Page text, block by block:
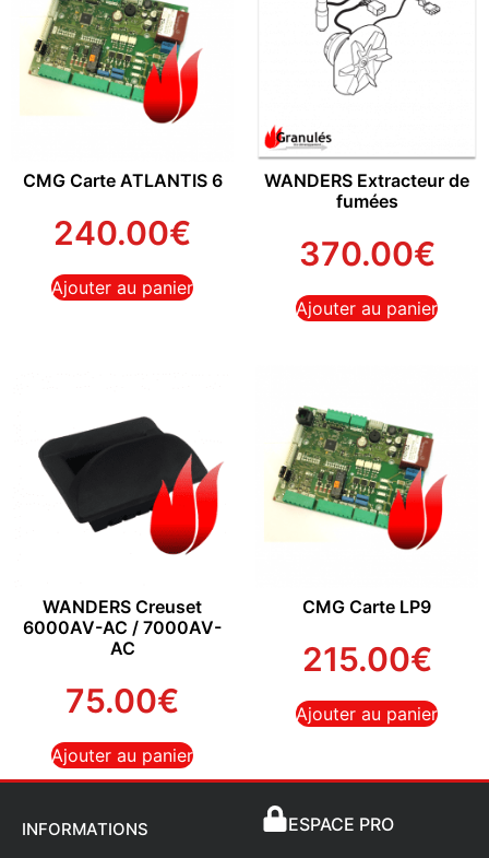
CMG Carte ATLANTIS 6
240.00€
Ajouter au panier
WANDERS Extracteur de
fumées
370.00€
Ajouter au panier
WANDERS Creuset
6000AV-AC / 7000AV-
AC
75.00€
Ajouter au panier
CMG Carte LP9
215.00€
Ajouter au panier
INFORMATIONS ESPACE PRO